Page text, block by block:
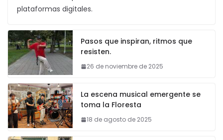
plataformas digitales.
Pasos que inspiran, ritmos que
resisten.
26 de noviembre de 2025
La escena musical emergente se
toma la Floresta
18 de agosto de 2025